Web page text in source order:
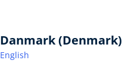
Danmark (Denmark)
English